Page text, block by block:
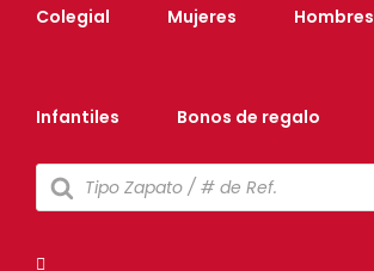
Colegial Mujeres Hombres
Infantiles Bonos de regalo
Búsqueda
de
productos